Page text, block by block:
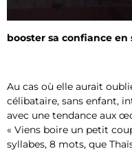
booster sa confiance en
Au cas où elle aurait
célibataire, sans enfant,
avec une tendance aux
« Viens boire un petit
syllabes, 8 mots, que